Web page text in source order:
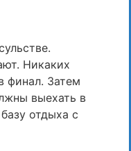
Никаких
финал. Затем
выехать в
отдыха с